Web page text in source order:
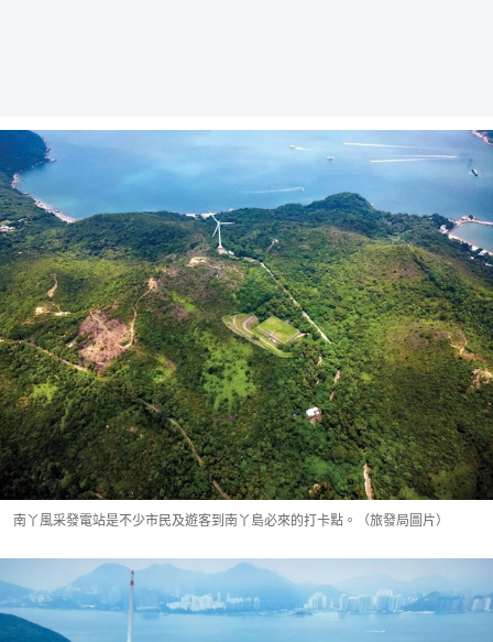
南丫風采發電站是不少市民及遊客到南丫島必來的打卡點。（旅發局圖片）